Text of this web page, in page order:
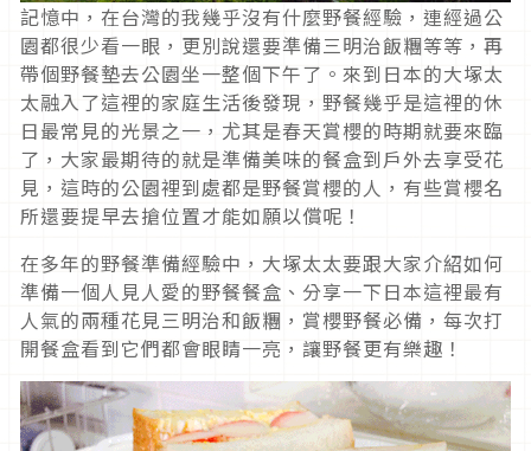
記憶中，在台灣的我幾乎沒有什麼野餐經驗，連經過公
園都很少看一眼，更別說還要準備三明治飯糰等等，再
帶個野餐墊去公園坐一整個下午了。來到日本的大塚太
太融入了這裡的家庭生活後發現，野餐幾乎是這裡的休
日最常見的光景之一，尤其是春天賞櫻的時期就要來臨
了，大家最期待的就是準備美味的餐盒到戶外去享受花
見，這時的公園裡到處都是野餐賞櫻的人，有些賞櫻名
所還要提早去搶位置才能如願以償呢！
在多年的野餐準備經驗中，大塚太太要跟大家介紹如何
準備一個人見人愛的野餐餐盒、分享一下日本這裡最有
人氣的兩種花見三明治和飯糰，賞櫻野餐必備，每次打
開餐盒看到它們都會眼睛一亮，讓野餐更有樂趣！